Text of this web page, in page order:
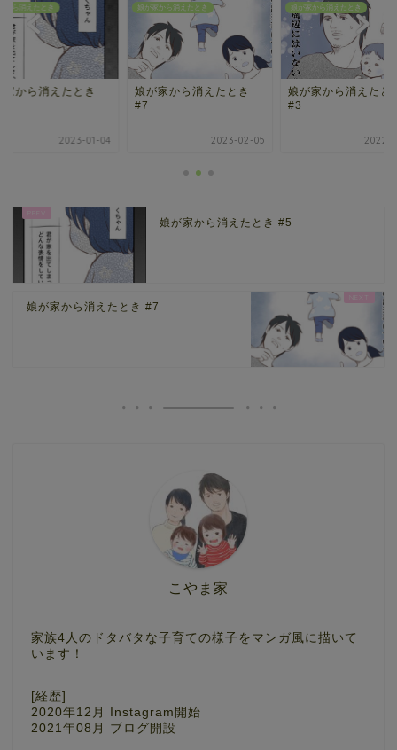
から消えたとき
家から消えたとき
2023-02-05
娘が家から消えたとき
娘が家から消えたとき
#3
2022-12-03
娘が家から消えたとき
娘が家から消えたと
#5
2023-
娘が家から消えたとき #5
娘が家から消えたとき #7
こやま家
家族4人のドタバタな子育ての様子をマンガ風に描いて
います！
[経歴]
2020年12月 Instagram開始
2021年08月 ブログ開設